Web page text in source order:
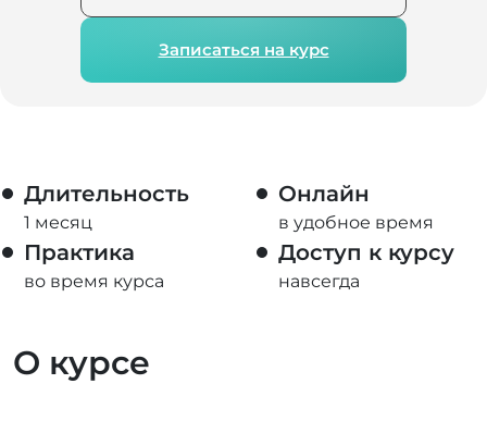
Записаться на курс
Длительность
1 месяц
Онлайн
в удобное время
Практика
во время курса
Доступ к курсу
навсегда
О курсе